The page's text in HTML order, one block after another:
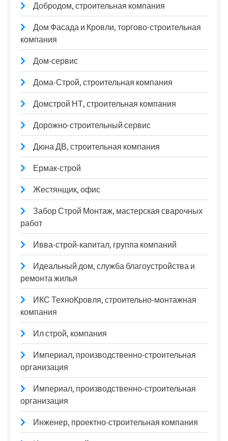
Добродом, строительная компания
Дом Фасада и Кровли, торгово-строительная
компания
Дом-сервис
Дома-Строй, строительная компания
Домстрой НТ, строительная компания
Дорожно-строительный сервис
Дюна ДВ, строительная компания
Ермак-строй
Жестянщик, офис
Забор Строй Монтаж, мастерская сварочных
работ
Ивва-строй-капитал, группа компаний
Идеальный дом, служба благоустройства и
ремонта жилья
ИКС ТехноКровля, строительно-монтажная
компания
Ил строй, компания
Империал, производственно-строительная
организация
Империал, производственно-строительная
организация
Инженер, проектно-строительная компания